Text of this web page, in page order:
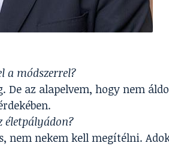
a módszerrel?
De az alapelvem, hogy nem
életpályádon?
nem nekem kell megítélni.